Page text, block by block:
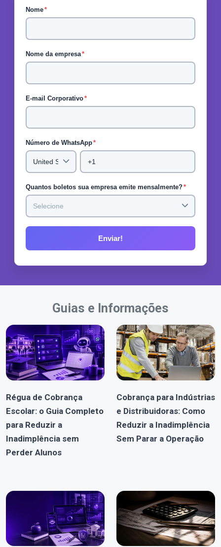
Nome*
Nome da empresa*
E-mail Corporativo*
Número de WhatsApp*
Quantos boletos sua empresa emite mensalmente?*
Guias e Informações
Régua de Cobrança
Escolar: o Guia Completo
para Reduzir a
Inadimplência sem
Perder Alunos
Cobrança para Indústrias
e Distribuidoras: Como
Reduzir a Inadimplência
Sem Parar a Operação